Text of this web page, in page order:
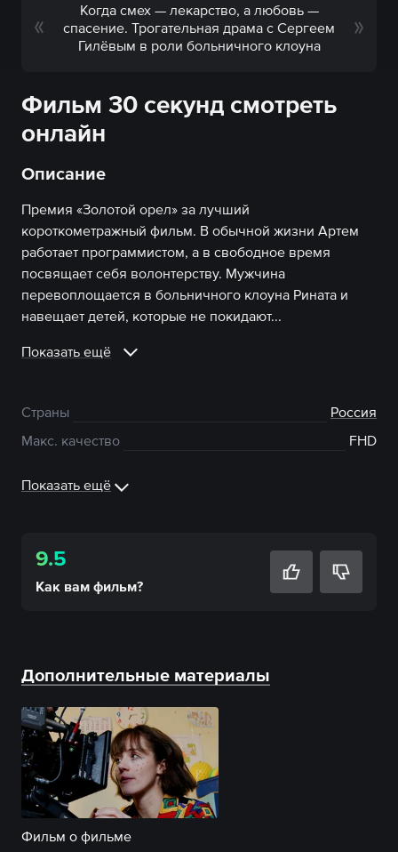
Когда смех — лекарство, а любовь —
спасение. Трогательная драма с Сергеем
Гилёвым в роли больничного клоуна
Фильм 30 секунд смотреть
онлайн
Описание
Премия «Золотой орел» за лучший
короткометражный фильм. В обычной жизни Артем
работает программистом, а в свободное время
посвящает себя волонтерству. Мужчина
перевоплощается в больничного клоуна Рината и
навещает детей, которые не покидают...
Показать ещё
Страны
Россия
Макс. качество
FHD
Показать ещё
9.5
Как вам фильм?
Дополнительные материалы
Фильм о фильме